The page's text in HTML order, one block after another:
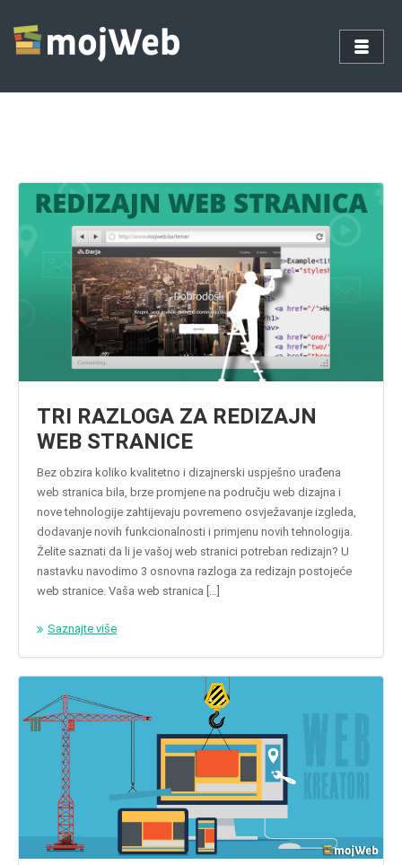
TRI RAZLOGA ZA REDIZAJN
WEB STRANICE
Bez obzira koliko kvalitetno i dizajnerski uspješno urađena
web stranica bila, brze promjene na području web dizajna i
nove tehnologije zahtijevaju povremeno osvježavanje izgleda,
dodavanje novih funkcionalnosti i primjenu novih tehnologija.
Želite saznati da li je vašoj web stranici potreban redizajn? U
nastavku navodimo 3 osnovna razloga za redizajn postojeće
web stranice. Vaša web stranica […]
Saznajte više